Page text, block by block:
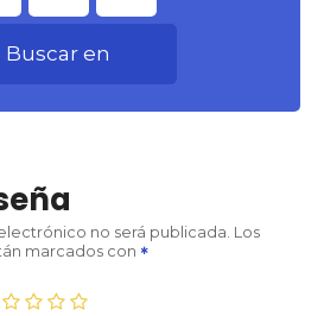
Buscar en
no será publicada. Los
marcados con